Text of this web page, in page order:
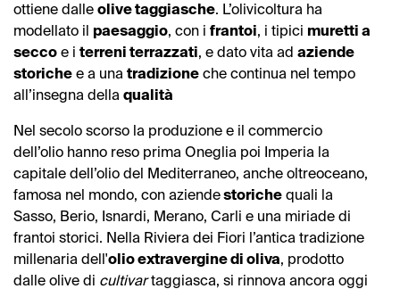
ottiene dalle olive taggiasche. L’olivicoltura ha
modellato il paesaggio, con i frantoi, i tipici muretti a
secco e i terreni terrazzati, e dato vita ad aziende
storiche e a una tradizione che continua nel tempo
all’insegna della qualità
Nel secolo scorso la produzione e il commercio
dell’olio hanno reso prima Oneglia poi Imperia la
capitale dell’olio del Mediterraneo, anche oltreoceano,
famosa nel mondo, con aziendestoriche quali la
Sasso, Berio, Isnardi, Merano, Carli e una miriade di
frantoi storici. Nella Riviera dei Fiori l’antica tradizione
millenaria dell'olio extravergine di oliva, prodotto
dalle olive di cultivartaggiasca, si rinnova ancora oggi